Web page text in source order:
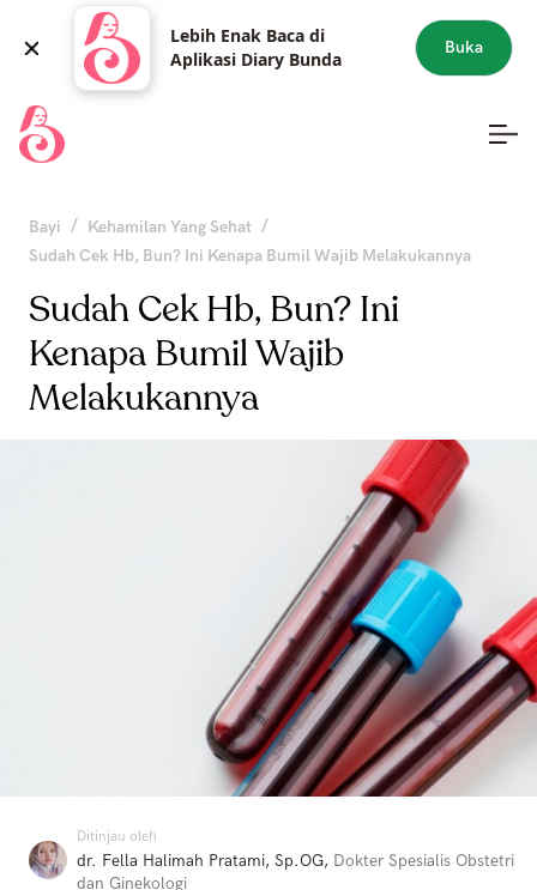
Lebih Enak Baca di
Aplikasi Diary Bunda
Buka
Bayi / Kehamilan Yang Sehat /
Sudah Cek Hb, Bun? Ini Kenapa Bumil Wajib Melakukannya
Sudah Cek Hb, Bun? Ini
Kenapa Bumil Wajib
Melakukannya
Ditinjau oleh
dr. Fella Halimah Pratami, Sp.OG, Dokter Spesialis Obstetri
dan Ginekologi